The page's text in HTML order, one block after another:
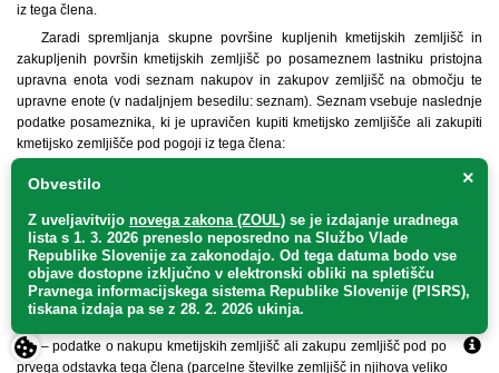
iz tega člena.
Zaradi spremljanja skupne površine kupljenih kmetijskih zemljišč in
zakupljenih površin kmetijskih zemljišč po posameznem lastniku pristojna
upravna enota vodi seznam nakupov in zakupov zemljišč na območju te
upravne enote (v nadaljnjem besedilu: seznam). Seznam vsebuje naslednje
podatke posameznika, ki je upravičen kupiti kmetijsko zemljišče ali zakupiti
kmetijsko zemljišče pod pogoji iz tega člena:
– podatke o prebivališču ali sedežu;
– podatke o kmetijskih zemljiščih, ki jih je prodal za potrebe izvedbe
prostorskih ureditev državnega pomena ali je bil iz tega namena razlaščen v
skladu z zakonom, ki ureja prostor (parcelne številke zemljišč in njihova
velikost);
– podatke o nakupu kmetijskih zemljišč ali zakupu zemljišč pod pogoji iz
prvega odstavka tega člena (parcelne številke zemljišč in njihova velikost).
×
Obvestilo
Z uveljavitvijo novega zakona (ZOUL) se je izdajanje uradnega
lista s 1. 3. 2026 preneslo neposredno na Službo Vlade
Republike Slovenije za zakonodajo. Od tega datuma bodo vse
objave dostopne izključno v elektronski obliki na spletišču
Pravnega informacijskega sistema Republike Slovenije (PISRS),
tiskana izdaja pa se z 28. 2. 2026 ukinja.